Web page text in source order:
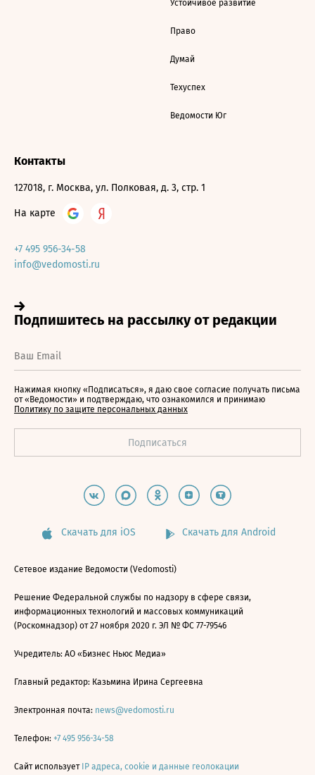
Устойчивое развитие
Право
Думай
Техуспех
Ведомости Юг
Контакты
127018, г. Москва, ул. Полковая, д. 3, стр. 1
На карте
+7 495 956-34-58
info@vedomosti.ru
Нажимая кнопку «Подписаться», я даю свое согласие получать письма
от «Ведомости» и подтверждаю, что ознакомился и принимаю
Политику по защите персональных данных
Скачать для iOS Скачать для Android
Сетевое издание Ведомости (Vedomosti)
Решение Федеральной службы по надзору в сфере связи,
информационных технологий и массовых коммуникаций
(Роскомнадзор) от 27 ноября 2020 г. ЭЛ № ФС 77-79546
Учредитель: АО «Бизнес Ньюс Медиа»
Главный редактор: Казьмина Ирина Сергеевна
Электронная почта: news@vedomosti.ru
Телефон: +7 495 956-34-58
Сайт использует IP адреса, cookie и данные геолокации